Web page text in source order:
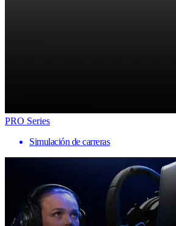
PRO Series
Simulación de carreras